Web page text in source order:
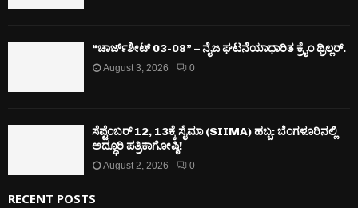
“ಚಾರ್ಜ್‌ಶೀಟ್ 03-08” – ನೈಜ ಘಟನೆಯಾಧಾರಿತ ಕ್ರೈಂ ಥ್ರಿಲ್ಲರ್.
August 3, 2026 0
ಸೆಪ್ಟೆಂಬರ್ 12, 13ಕ್ಕೆ ಸೈಮಾ (SIIMA) ಹಬ್ಬ: ಬೆಂಗಳೂರಿನಲ್ಲಿ
ಅದ್ಧೂರಿ ಪತ್ರಿಕಾಗೋಷ್ಠಿ!
August 2, 2026 0
RECENT POSTS